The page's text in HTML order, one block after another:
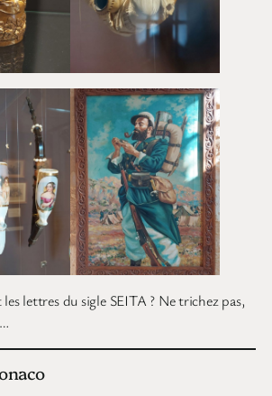
lettres du sigle SEITA ? Ne trichez pas,